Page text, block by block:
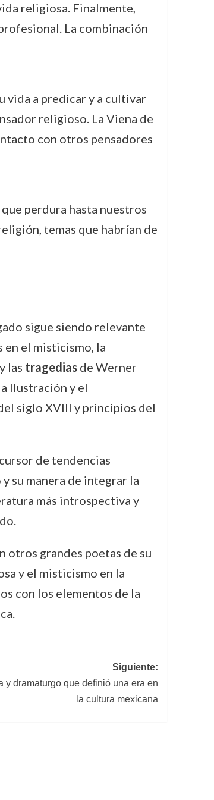
religiosa. Finalmente,
La combinación
vida a predicar y a cultivar
religioso. La Viena de
con otros pensadores
perdura hasta nuestros
temas que habrían de
sigue siendo relevante
el misticismo, la
las tragediasde Werner
Ilustración y el
siglo XVIII y principios del
de tendencias
su manera de integrar la
más introspectiva y
otros grandes poetas de su
y el misticismo en la
con los elementos de la
Siguiente:
y dramaturgo que definió una era en
la cultura mexicana